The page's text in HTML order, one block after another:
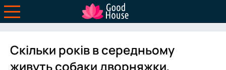
Скільки років в середньому
живуть собаки дворняжки,